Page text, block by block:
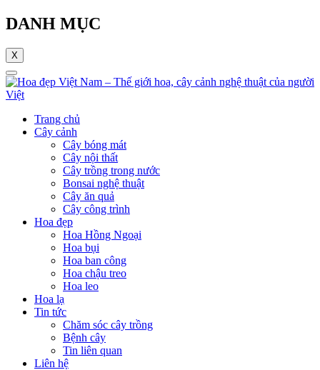
DANH MỤC
X
Trang chủ
Cây cảnh
Cây bóng mát
Cây nội thất
Cây trồng trong nước
Bonsai nghệ thuật
Cây ăn quả
Cây công trình
Hoa đẹp
Hoa Hồng Ngoại
Hoa bụi
Hoa ban công
Hoa chậu treo
Hoa leo
Hoa lạ
Tin tức
Chăm sóc cây trồng
Bệnh cây
Tin liên quan
Liên hệ